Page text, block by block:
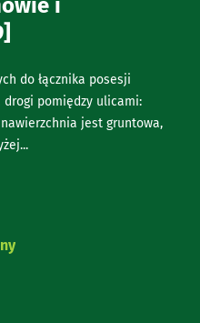
i
do łącznika posesji
pomiędzy ulicami:
jest gruntowa,